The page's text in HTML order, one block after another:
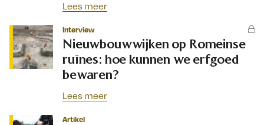
Lees meer
Interview
Nieuwbouwwijken op Romeinse
ruïnes: hoe kunnen we erfgoed
bewaren?
Lees meer
Artikel